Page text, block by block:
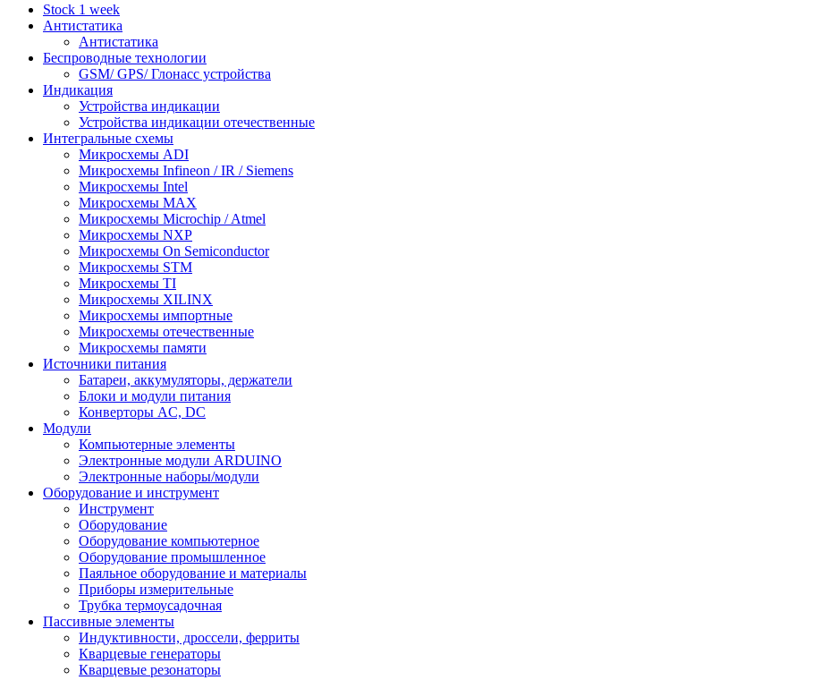
Stock 1 week
Антистатика
Антистатика
Беспроводные технологии
GSM/ GPS/ Глонасс устройства
Индикация
Устройства индикации
Устройства индикации отечественные
Интегральные схемы
Микросхемы ADI
Микросхемы Infineon / IR / Siemens
Микросхемы Intel
Микросхемы MAX
Микросхемы Microchip / Atmel
Микросхемы NXP
Микросхемы On Semiconductor
Микросхемы STM
Микросхемы TI
Микросхемы XILINX
Микросхемы импортные
Микросхемы отечественные
Микросхемы памяти
Источники питания
Батареи, аккумуляторы, держатели
Блоки и модули питания
Конверторы AC, DC
Модули
Компьютерные элементы
Электронные модули ARDUINO
Электронные наборы/модули
Оборудование и инструмент
Инструмент
Оборудование
Оборудование компьютерное
Оборудование промышленное
Паяльное оборудование и материалы
Приборы измерительные
Трубка термоусадочная
Пассивные элементы
Индуктивности, дроссели, ферриты
Кварцевые генераторы
Кварцевые резонаторы